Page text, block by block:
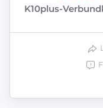
K10plus-